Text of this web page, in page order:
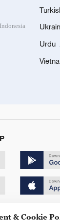
Urdu
& Cookie